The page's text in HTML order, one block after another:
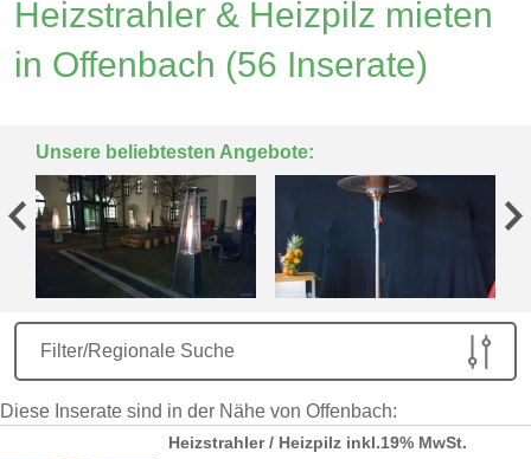
Heizstrahler & Heizpilz mieten
in Offenbach (56 Inserate)
Unsere beliebtesten Angebote:
Filter/Regionale Suche
Diese Inserate sind in der Nähe von Offenbach:
Heizstrahler / Heizpilz inkl.19% MwSt.